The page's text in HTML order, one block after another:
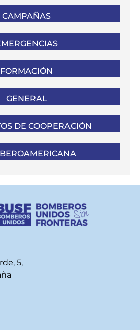
CAMPAÑAS
FORMACIÓN
GENERAL
DE COOPERACIÓN
5,